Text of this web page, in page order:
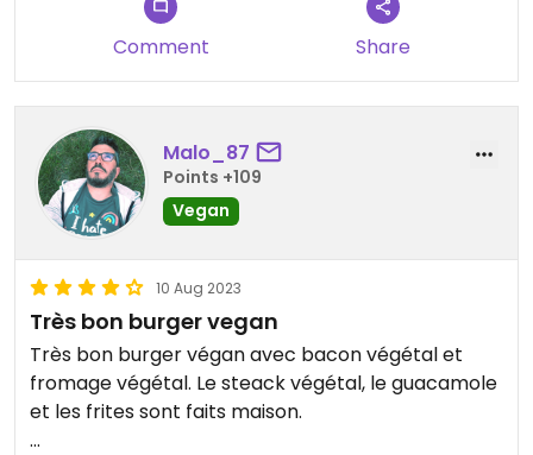
Comment Share
Malo_87
Points +109
Vegan
10 Aug 2023
Très bon burger vegan
Très bon burger végan avec bacon végétal et
fromage végétal. Le steack végétal, le guacamole
et les frites sont faits maison.